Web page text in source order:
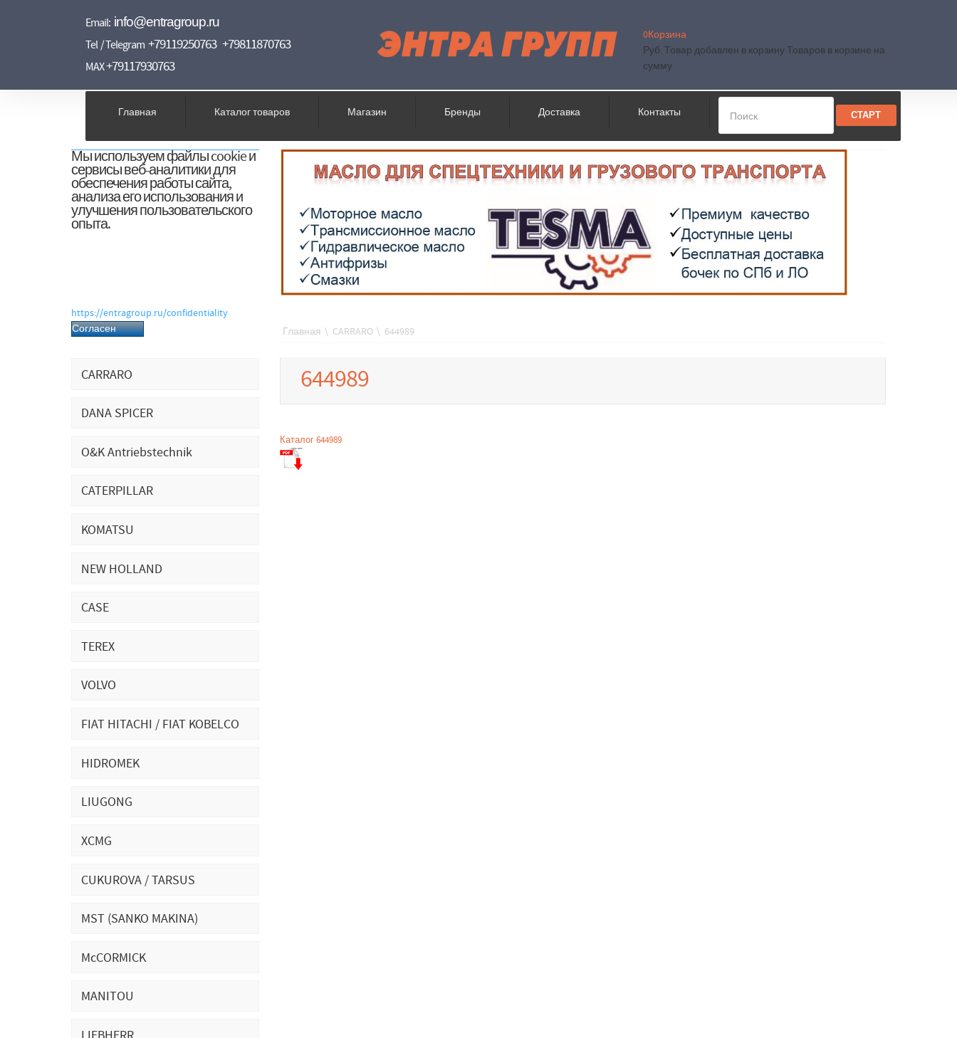
Email: info@entragroup.ru
Tel / Telegram +79119250763 +79811870763
MAX+79117930763
0Корзина
Руб. Товар добавлен в корзину Товаров в корзине на
сумму
Главная Каталог товаров Магазин Бренды Доставка Контакты
Мы используем файлы cookie и
сервисы веб-аналитики для
обеспечения работы сайта,
анализа его использования и
улучшения пользовательского
опыта.
https://entragroup.ru/confidentiality
Согласен
CARRARO
DANA SPICER
O&K Antriebstechnik
CATERPILLAR
KOMATSU
NEW HOLLAND
CASE
TEREX
VOLVO
FIAT HITACHI / FIAT KOBELCO
HIDROMEK
LIUGONG
XCMG
CUKUROVA / TARSUS
MST (SANKO MAKINA)
McCORMICK
MANITOU
Главная \ CARRARO \ 644989
644989
Каталог 644989